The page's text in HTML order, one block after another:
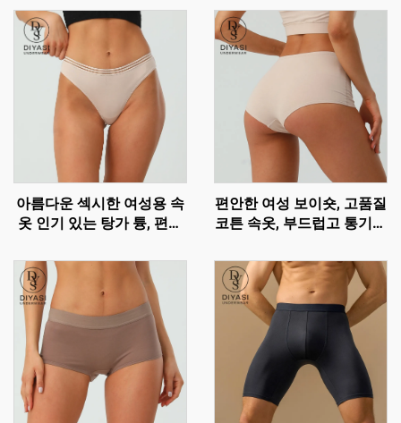
아름다운 섹시한 여성용 속
옷 인기 있는 탕가 튱, 편안
편안한 여성 보이숏, 고품질
코튼 속옷, 부드럽고 통기성